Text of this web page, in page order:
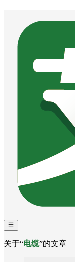
关于“电缆”的文章